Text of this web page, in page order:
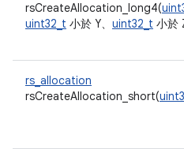
rsCreateAllocation_long4(
uint32_t 小於 Y、 uint32_t 小於
rs_allocation
rsCreateAllocation_short(